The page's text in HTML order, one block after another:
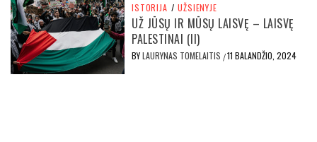
ISTORIJA / UŽSIENYJE
UŽ JŪSŲ IR MŪSŲ LAISVĘ – LAISVĘ
PALESTINAI (II)
BYLAURYNAS TOMELAITIS /11 BALANDŽIO, 2024